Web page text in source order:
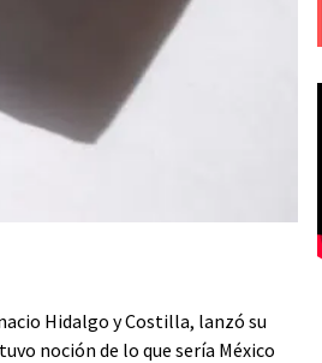
Hidalgo y Costilla, lanzó su
noción de lo que sería México